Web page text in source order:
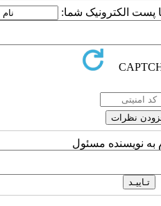
پست الکترونیک شما:
به نویسنده مسئول